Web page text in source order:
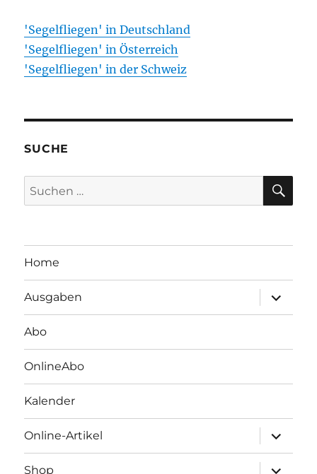
'Segelfliegen' in Deutschland
'Segelfliegen' in Österreich
'Segelfliegen' in der Schweiz
SUCHE
Suchen
nach:
Home
Ausgaben
öffnen
Abo
OnlineAbo
Kalender
Online-Artikel
öffnen
Shop